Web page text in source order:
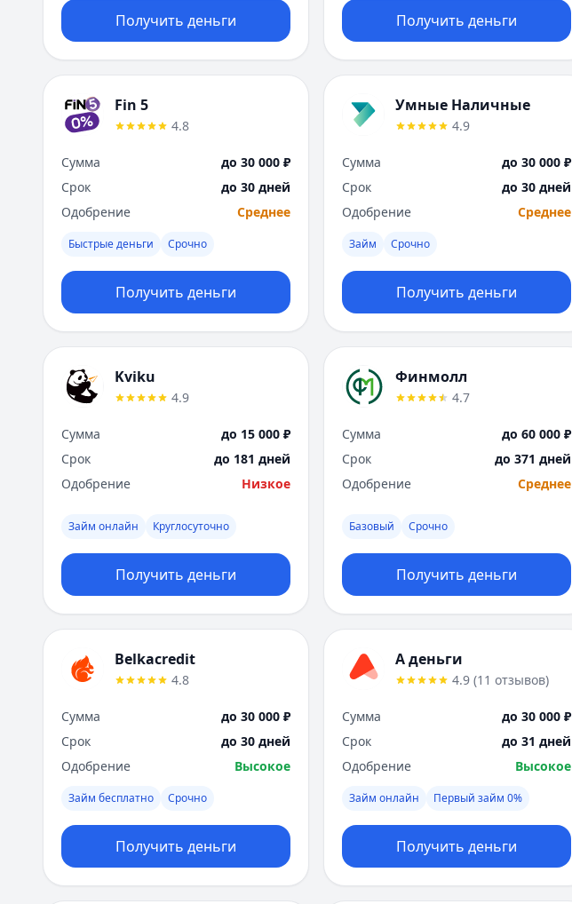
Получить деньги Получить деньги
Fin 5
4.8
Сумма
до 30 000 ₽
Срок
до 30 дней
Одобрение
Среднее
Быстрые деньги Срочно
Получить деньги
Умные Наличные
4.9
Сумма
до 30 000 ₽
Срок
до 30 дней
Одобрение
Среднее
Займ Срочно
Получить деньги
Kviku
4.9
Сумма
до 15 000 ₽
Срок
до 181 дней
Одобрение
Низкое
Займ онлайн Круглосуточно
Получить деньги
Финмолл
4.7
Сумма
до 60 000 ₽
Срок
до 371 дней
Одобрение
Среднее
Базовый Срочно
Получить деньги
Belkacredit
4.8
Сумма
до 30 000 ₽
Срок
до 30 дней
Одобрение
Высокое
Займ бесплатно Срочно
Получить деньги
А деньги
4.9 (11 отзывов)
Сумма
до 30 000 ₽
Срок
до 31 дней
Одобрение
Высокое
Займ онлайн Первый займ 0%
Получить деньги